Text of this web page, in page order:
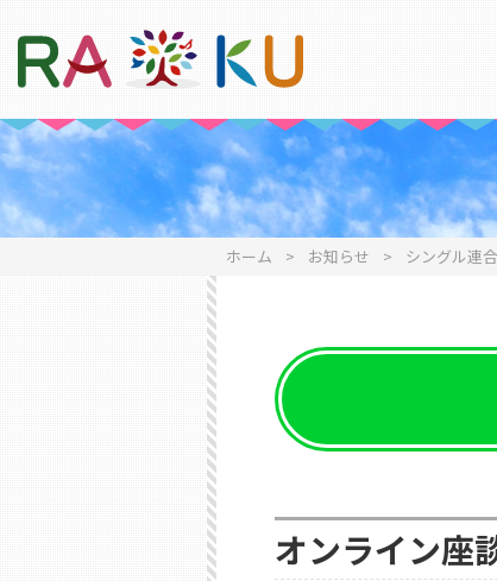
ホーム > お知らせ > シングル連合
オンライン座